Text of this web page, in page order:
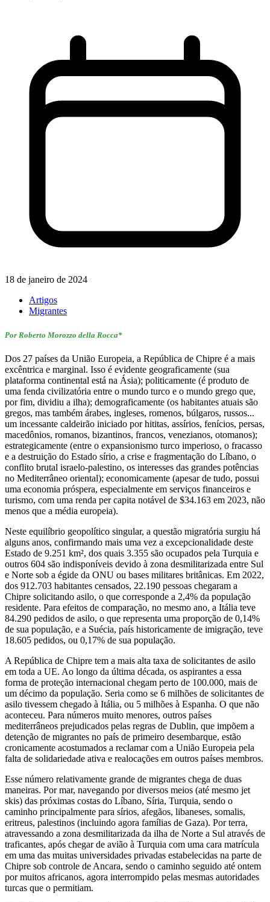
18 de janeiro de 2024
Artigos
Migrantes
Por Roberto Morozzo della Rocca*
Dos 27 países da União Europeia, a República de Chipre é a mais
excêntrica e marginal. Isso é evidente geograficamente (sua
plataforma continental está na Ásia); politicamente (é produto de
uma fenda civilizatória entre o mundo turco e o mundo grego que,
por fim, dividiu a ilha); demograficamente (os habitantes atuais são
gregos, mas também árabes, ingleses, romenos, búlgaros, russos...
um incessante caldeirão iniciado por hititas, assírios, fenícios, persas,
macedônios, romanos, bizantinos, francos, venezianos, otomanos);
estrategicamente (entre o expansionismo turco imperioso, o fracasso
e a destruição do Estado sírio, a crise e fragmentação do Líbano, o
conflito brutal israelo-palestino, os interesses das grandes potências
no Mediterrâneo oriental); economicamente (apesar de tudo, possui
uma economia próspera, especialmente em serviços financeiros e
turismo, com uma renda per capita notável de $34.163 em 2023, não
menos que a média europeia).
Neste equilíbrio geopolítico singular, a questão migratória surgiu há
alguns anos, confirmando mais uma vez a excepcionalidade deste
Estado de 9.251 km², dos quais 3.355 são ocupados pela Turquia e
outros 604 são indisponíveis devido à zona desmilitarizada entre Sul
e Norte sob a égide da ONU ou bases militares britânicas. Em 2022,
dos 912.703 habitantes censados, 22.190 pessoas chegaram a
Chipre solicitando asilo, o que corresponde a 2,4% da população
residente. Para efeitos de comparação, no mesmo ano, a Itália teve
84.290 pedidos de asilo, o que representa uma proporção de 0,14%
de sua população, e a Suécia, país historicamente de imigração, teve
18.605 pedidos, ou 0,17% de sua população.
A República de Chipre tem a mais alta taxa de solicitantes de asilo
em toda a UE. Ao longo da última década, os aspirantes a essa
forma de proteção internacional chegam perto de 100.000, mais de
um décimo da população. Seria como se 6 milhões de solicitantes de
asilo tivessem chegado à Itália, ou 5 milhões à Espanha. O que não
aconteceu. Para números muito menores, outros países
mediterrâneos prejudicados pelas regras de Dublin, que impõem a
detenção de migrantes no país de primeiro desembarque, estão
cronicamente acostumados a reclamar com a União Europeia pela
falta de solidariedade ativa e realocações em outros países membros.
Esse número relativamente grande de migrantes chega de duas
maneiras. Por mar, navegando por diversos meios (até mesmo jet
skis) das próximas costas do Líbano, Síria, Turquia, sendo o
caminho principalmente para sírios, afegãos, libaneses, somalis,
eritreus, palestinos (incluindo agora famílias de Gaza). Por terra,
atravessando a zona desmilitarizada da ilha de Norte a Sul através de
traficantes, após chegar de avião à Turquia com uma cara matrícula
em uma das muitas universidades privadas estabelecidas na parte de
Chipre sob controle de Ancara, sendo o caminho seguido até ontem
por muitos africanos, agora interrompido pelas mesmas autoridades
turcas que o permitiam.